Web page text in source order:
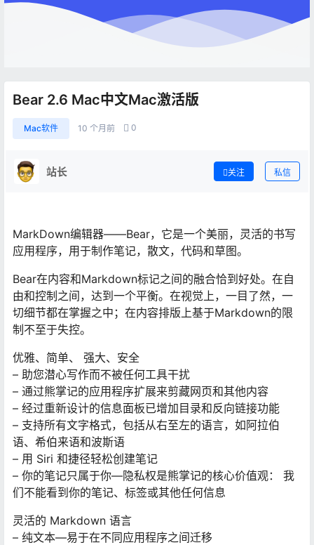
Bear 2.6 Mac中文Mac激活版
Mac软件 10 个月前 0
站长 关注 私信
MarkDown编辑器——Bear，它是一个美丽，灵活的书写
应用程序，用于制作笔记，散文，代码和草图。
Bear在内容和Markdown标记之间的融合恰到好处。在自
由和控制之间，达到一个平衡。在视觉上，一目了然，一
切细节都在掌握之中；在内容排版上基于Markdown的限
制不至于失控。
优雅、简单、 强大、安全
– 助您潜心写作而不被任何工具干扰
– 通过熊掌记的应用程序扩展来剪藏网页和其他内容
– 经过重新设计的信息面板已增加目录和反向链接功能
– 支持所有文字格式，包括从右至左的语言，如阿拉伯
语、希伯来语和波斯语
– 用 Siri 和捷径轻松创建笔记
– 你的笔记只属于你—隐私权是熊掌记的核心价值观： 我
们不能看到你的笔记、标签或其他任何信息
灵活的 Markdown 语言
– 纯文本—易于在不同应用程序之间迁移